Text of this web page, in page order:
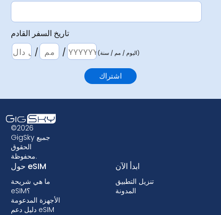
تاريخ السفر القادم
/
/ (اليوم / مم / سنة)
©2026
GigSky جميع
الحقوق
محفوظة.
حول eSIM
ما هي شريحة
eSIM؟
الأجهزة المدعومة
دليل دعم eSIM
ابدأ الآن
تنزيل التطبيق
المدونة